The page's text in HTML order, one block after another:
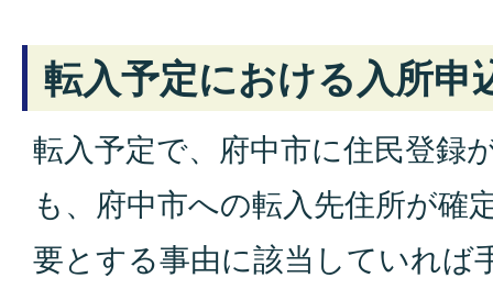
転入予定における入所申
転入予定で、府中市に住民登録
も、府中市への転入先住所が確
要とする事由に該当していれば